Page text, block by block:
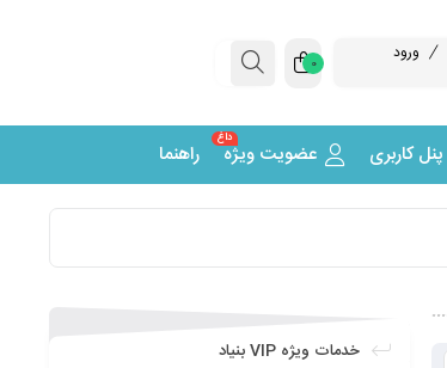
ورود 0
پنل کاربری عضویت ویژه
داغ
راهنما
خدمات ویژه VIP بنیاد